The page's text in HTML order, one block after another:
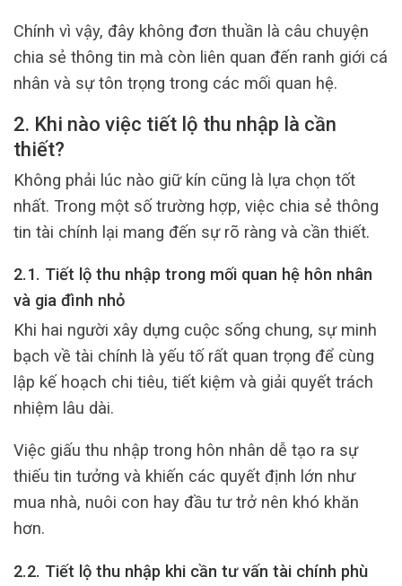
Chính vì vậy, đây không đơn thuần là câu chuyện
chia sẻ thông tin mà còn liên quan đến ranh giới cá
nhân và sự tôn trọng trong các mối quan hệ.
2. Khi nào việc tiết lộ thu nhập là cần
thiết?
Không phải lúc nào giữ kín cũng là lựa chọn tốt
nhất. Trong một số trường hợp, việc chia sẻ thông
tin tài chính lại mang đến sự rõ ràng và cần thiết.
2.1. Tiết lộ thu nhập trong mối quan hệ hôn nhân
và gia đình nhỏ
Khi hai người xây dựng cuộc sống chung, sự minh
bạch về tài chính là yếu tố rất quan trọng để cùng
lập kế hoạch chi tiêu, tiết kiệm và giải quyết trách
nhiệm lâu dài.
Việc giấu thu nhập trong hôn nhân dễ tạo ra sự
thiếu tin tưởng và khiến các quyết định lớn như
mua nhà, nuôi con hay đầu tư trở nên khó khăn
hơn.
2.2. Tiết lộ thu nhập khi cần tư vấn tài chính phù